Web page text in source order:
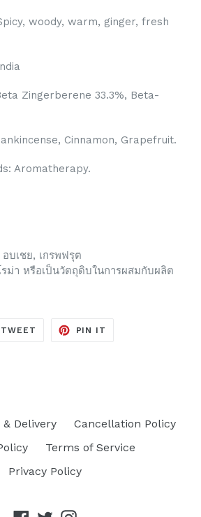
woody, warm, ginger, fresh
Zingerberene 33.3%, Beta-
Cinnamon, Grapefruit.
Aromatherapy.
บเชย, เกรพฟรุต
รม่า หรือเป็นวัตถุดิบในการผสมกับผลิต
TWEET TWEET
PIN IT
Delivery
Cancellation Policy
Terms of Service
Privacy Policy